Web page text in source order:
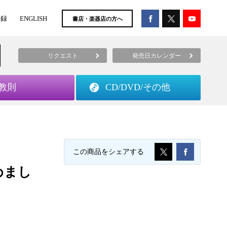
ENGLISH 書店・楽器店の方へ
リクエスト 発売日カレンダー
則 CD/DVD/その他
し
この商品をシェアする